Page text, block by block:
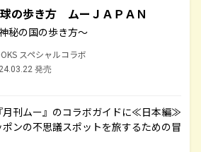
の歩き方 ムーＪＡＰＡＮ
秘の国の歩き方～
スペシャルコラボ
発売
月刊ムー』のコラボガイドに≪日本編≫
ンの不思議スポットを旅するための冒